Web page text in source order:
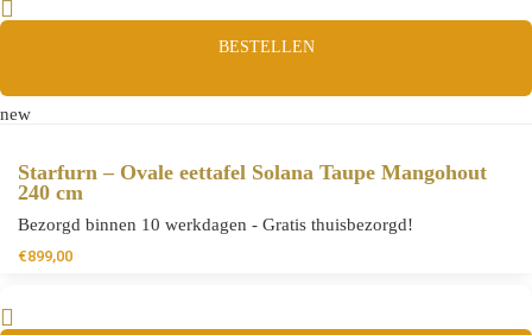
BESTELLEN
new
Starfurn – Ovale eettafel Solana Taupe Mangohout
240 cm
Bezorgd binnen 10 werkdagen - Gratis thuisbezorgd!
€899,00